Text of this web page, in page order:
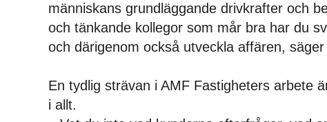
människans grundläggande drivkrafter och
och tänkande kollegor som mår bra har du
och därigenom också utveckla affären, säger
En tydlig strävan i AMF Fastigheters arbete
i allt.